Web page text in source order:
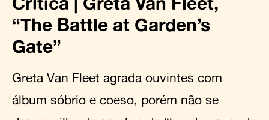
“The Battle at Garden’s
Gate”
Greta Van Fleet agrada ouvintes com
álbum sóbrio e coeso, porém não se